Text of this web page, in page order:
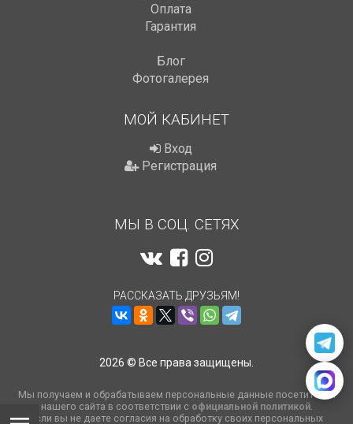
Оплата
Гарантия
Блог
Фотогалерея
МОЙ КАБИНЕТ
Вход
Регистрация
МЫ В СОЦ. СЕТЯХ
РАССКАЗАТЬ ДРУЗЬЯМ!
2026 © Все права защищены.
Мы получаем и обрабатываем персональные данные посетителей
нашего сайта в соответствии с официальной политикой.
Если вы не даете согласия на обработку своих персональных